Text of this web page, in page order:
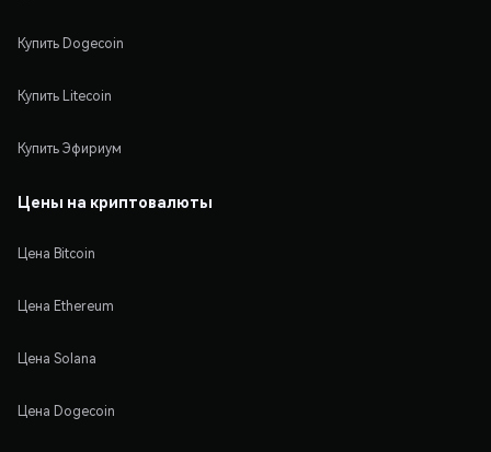
Купить Dogecoin
Купить Litecoin
Купить Эфириум
Цены на криптовалюты
Цена Bitcoin
Цена Ethereum
Цена Solana
Цена Dogecoin